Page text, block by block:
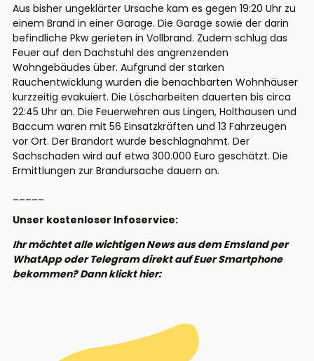
Aus bisher ungeklärter Ursache kam es gegen 19:20 Uhr zu
einem Brand in einer Garage. Die Garage sowie der darin
befindliche Pkw gerieten in Vollbrand. Zudem schlug das
Feuer auf den Dachstuhl des angrenzenden
Wohngebäudes über. Aufgrund der starken
Rauchentwicklung wurden die benachbarten Wohnhäuser
kurzzeitig evakuiert. Die Löscharbeiten dauerten bis circa
22:45 Uhr an. Die Feuerwehren aus Lingen, Holthausen und
Baccum waren mit 56 Einsatzkräften und 13 Fahrzeugen
vor Ort. Der Brandort wurde beschlagnahmt. Der
Sachschaden wird auf etwa 300.000 Euro geschätzt. Die
Ermittlungen zur Brandursache dauern an.
Unser kostenloser Infoservice:
Ihr möchtet alle wichtigen News aus dem Emsland per
WhatApp oder Telegram direkt auf Euer Smartphone
bekommen? Dann klickt hier: